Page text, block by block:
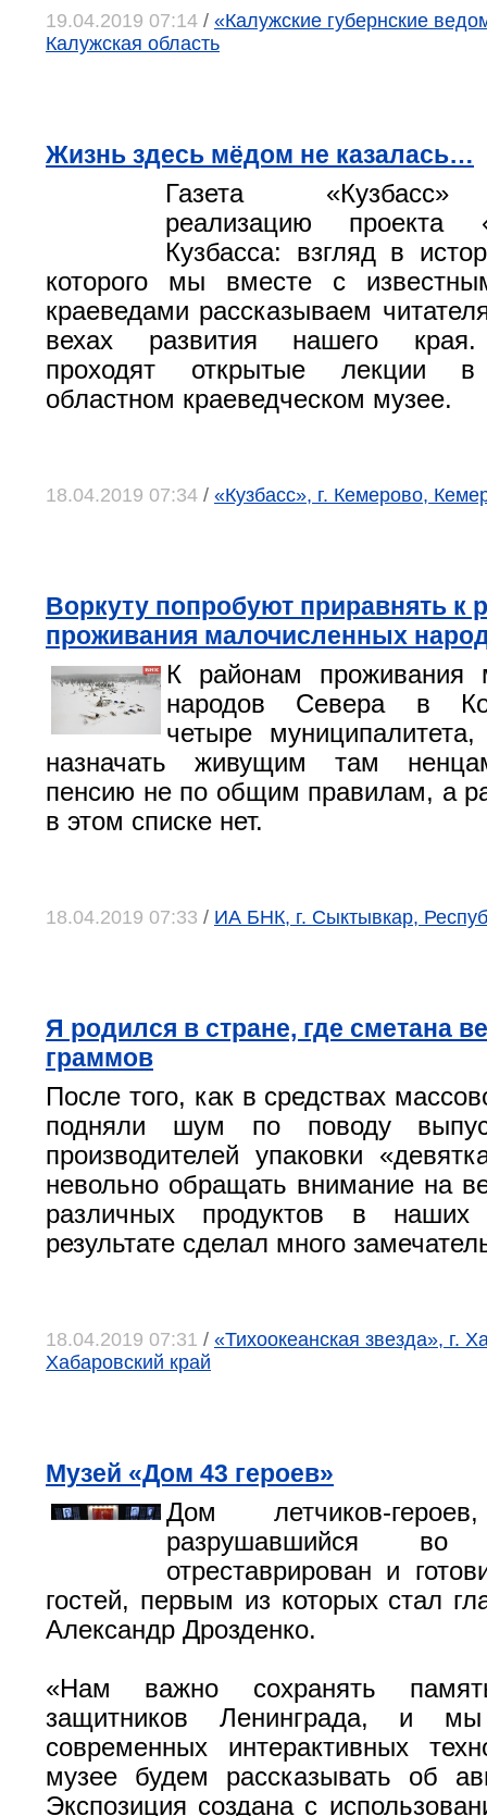
19.04.2019 07:14 / «Калужские губернские
Калужская область
Жизнь здесь мёдом не казалась…
Газета «Кузбасс»
реализацию проекта
Кузбасса: взгляд в
которого мы вместе с
краеведами рассказываем
вехах развития нашего края.
проходят открытые лекции в
областном краеведческом музее.
18.04.2019 07:34 / «Кузбасс», г. Кемерово,
Воркуту попробуют приравнять к
проживания малочисленных
К районам проживания
народов Севера в
четыре
назначать живущим там
пенсию не по общим правилам, а
в этом списке нет.
18.04.2019 07:33 / ИА БНК, г. Сыктывкар,
Я родился в стране, где сметана
граммов
После того, как в средствах
подняли шум по поводу
производителей упаковки
невольно обращать внимание на
различных продуктов в
результате сделал много
18.04.2019 07:31 / «Тихоокеанская звезда», г.
Хабаровский край
Музей «Дом 43 героев»
Дом летчиков-
разрушавшийся во
отреставрирован и
гостей, первым из которых стал
Александр Дрозденко.
«Нам важно сохранять
защитников Ленинграда, и
современных интерактивных
музее будем рассказывать об
Экспозиция создана с